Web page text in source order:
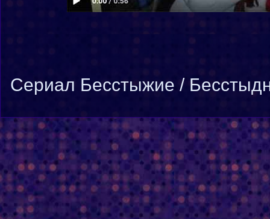
Cериал Бесстыжие /